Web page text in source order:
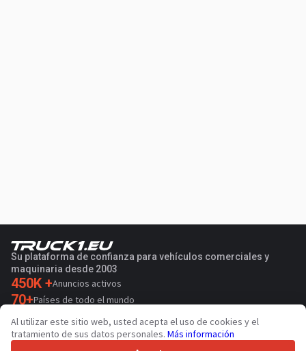
Su plataforma de confianza para vehículos comerciales y
maquinaria desde 2003
450K +Anuncios activos
70+Países de todo el mundo
36Idiomas admitidos
4.7/5
Al utilizar este sitio web, usted acepta el uso de cookies y el
tratamiento de sus datos personales. Más información